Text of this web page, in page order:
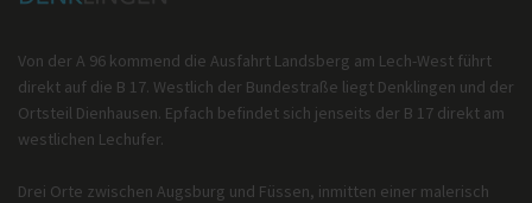
Von der A 96 kommend die Ausfahrt Landsberg am Lech-West führt
direkt auf die B 17. Westlich der Bundestraße liegt Denklingen und der
Ortsteil Dienhausen. Epfach befindet sich jenseits der B 17 direkt am
westlichen Lechufer.
Drei Orte zwischen Augsburg und Füssen, inmitten einer malerisch